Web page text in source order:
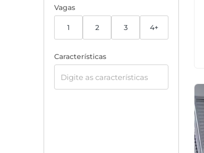
Vagas
1 2 3 4+
Características